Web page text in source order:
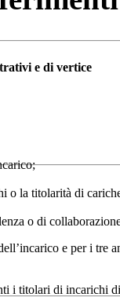
e di vertice
o la titolarità di
o di
e per i tre
i titolari di incarichi